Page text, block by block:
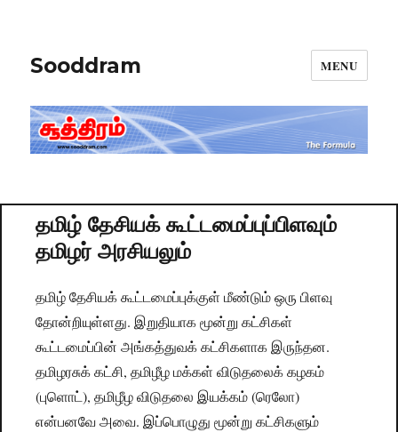
Sooddram MENU
தமிழ் தேசியக் கூட்டமைப்புப்பிளவும்
தமிழர் அரசியலும்
தமிழ் தேசியக் கூட்டமைப்புக்குள் மீண்டும் ஒரு பிளவு
தோன்றியுள்ளது. இறுதியாக மூன்று கட்சிகள்
கூட்டமைப்பின் அங்கத்துவக் கட்சிகளாக இருந்தன.
தமிழரசுக் கட்சி, தமிழீழ மக்கள் விடுதலைக் கழகம்
(புளொட்), தமிழீழ விடுதலை இயக்கம் (ரெலோ)
என்பனவே அவை. இப்பொழுது மூன்று கட்சிகளும்